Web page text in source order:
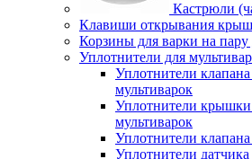
Кастрюли
Клавиши открывания
Корзины для варки на пару
Уплотнители для
Уплотнители
мультиварок
Уплотнители
мультиварок
Уплотнители
Уплотнители